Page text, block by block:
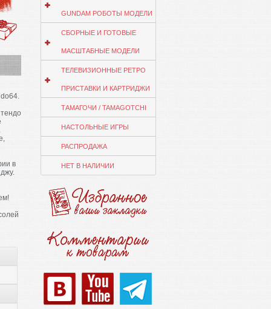
в
GUNDAM РОБОТЫ МОДЕЛИ
СБОРНЫЕ И ГОТОВЫЕ
МАСШТАБНЫЕ МОДЕЛИ
ТЕЛЕВИЗИОННЫЕ РЕТРО
ПРИСТАВКИ И КАРТРИДЖИ
ТАМАГОЧИ / TAMAGOTCHI
НАСТОЛЬНЫЕ ИГРЫ
РАСПРОДАЖА
НЕТ В НАЛИЧИИ